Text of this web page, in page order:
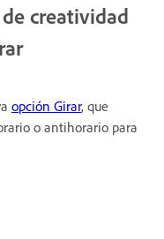
creatividad
opción Girar, que
o antihorario para